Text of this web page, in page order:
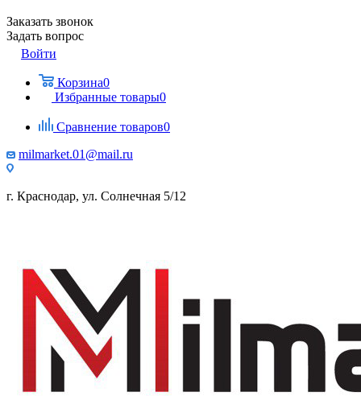
Заказать звонок
Задать вопрос
Войти
Корзина0
Избранные товары0
Сравнение товаров0
milmarket.01@mail.ru
г. Краснодар, ул. Солнечная 5/12